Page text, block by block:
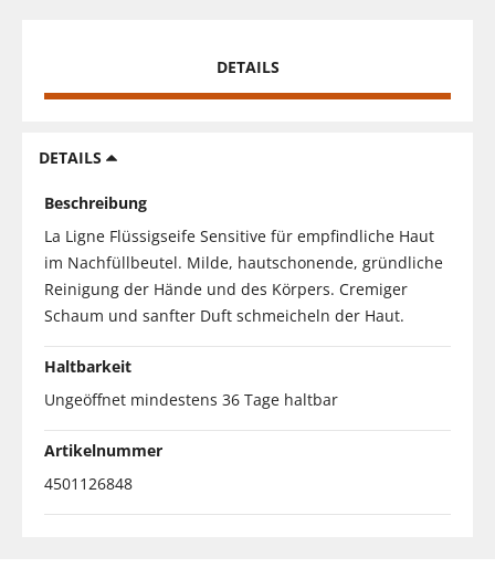
DETAILS
DETAILS
Beschreibung
La Ligne Flüssigseife Sensitive für empfindliche Haut
im Nachfüllbeutel. Milde, hautschonende, gründliche
Reinigung der Hände und des Körpers. Cremiger
Schaum und sanfter Duft schmeicheln der Haut.
Haltbarkeit
Ungeöffnet mindestens 36 Tage haltbar
Artikelnummer
4501126848